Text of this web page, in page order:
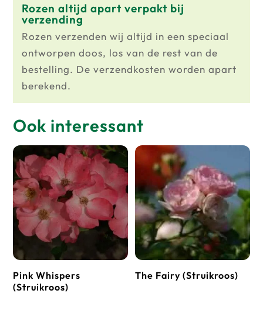
Rozen altijd apart verpakt bij
verzending
Rozen verzenden wij altijd in een speciaal
ontworpen doos, los van de rest van de
bestelling. De verzendkosten worden apart
berekend.
Ook interessant
Pink Whispers
(Struikroos)
The Fairy (Struikroos)